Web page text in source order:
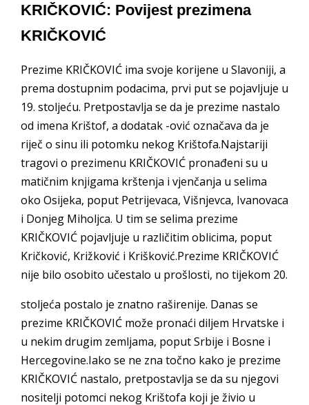
KRIČKOVIĆ: Povijest prezimena
KRIČKOVIĆ
Prezime KRIČKOVIĆ ima svoje korijene u Slavoniji, a
prema dostupnim podacima, prvi put se pojavljuje u
19. stoljeću. Pretpostavlja se da je prezime nastalo
od imena Krištof, a dodatak -ović označava da je
riječ o sinu ili potomku nekog Krištofa.Najstariji
tragovi o prezimenu KRIČKOVIĆ pronađeni su u
matičnim knjigama krštenja i vjenčanja u selima
oko Osijeka, poput Petrijevaca, Višnjevca, Ivanovaca
i Donjeg Miholjca. U tim se selima prezime
KRIČKOVIĆ pojavljuje u različitim oblicima, poput
Kričković, Križković i Krišković.Prezime KRIČKOVIĆ
nije bilo osobito učestalo u prošlosti, no tijekom 20.
stoljeća postalo je znatno raširenije. Danas se
prezime KRIČKOVIĆ može pronaći diljem Hrvatske i
u nekim drugim zemljama, poput Srbije i Bosne i
Hercegovine.Iako se ne zna točno kako je prezime
KRIČKOVIĆ nastalo, pretpostavlja se da su njegovi
nositelji potomci nekog Krištofa koji je živio u